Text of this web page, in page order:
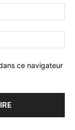
ce navigateur